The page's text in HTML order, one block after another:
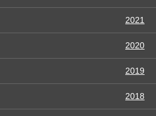
2021
2020
2019
2018